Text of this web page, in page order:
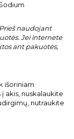
naudojant
Jei internete
ant pakuotės,
išoriniam
akis, nuskalaukite
nutraukite